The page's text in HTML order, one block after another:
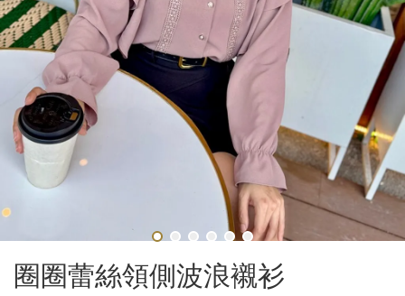
圈圈蕾絲領側波浪襯衫